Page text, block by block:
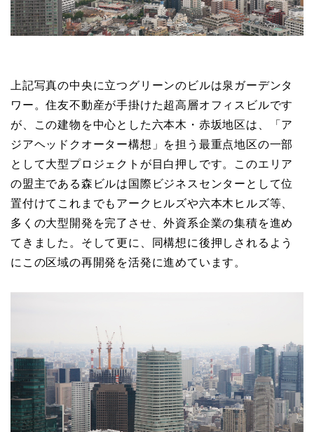
上記写真の中央に立つグリーンのビルは泉ガーデンタ
ワー。住友不動産が手掛けた超高層オフィスビルです
が、この建物を中心とした六本木・赤坂地区は、「ア
ジアヘッドクオーター構想」を担う最重点地区の一部
として大型プロジェクトが目白押しです。このエリア
の盟主である森ビルは国際ビジネスセンターとして位
置付けてこれまでもアークヒルズや六本木ヒルズ等、
多くの大型開発を完了させ、外資系企業の集積を進め
てきました。そして更に、同構想に後押しされるよう
にこの区域の再開発を活発に進めています。